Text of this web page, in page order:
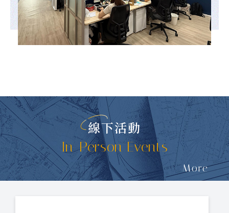
線下活動
In-Person Events
More